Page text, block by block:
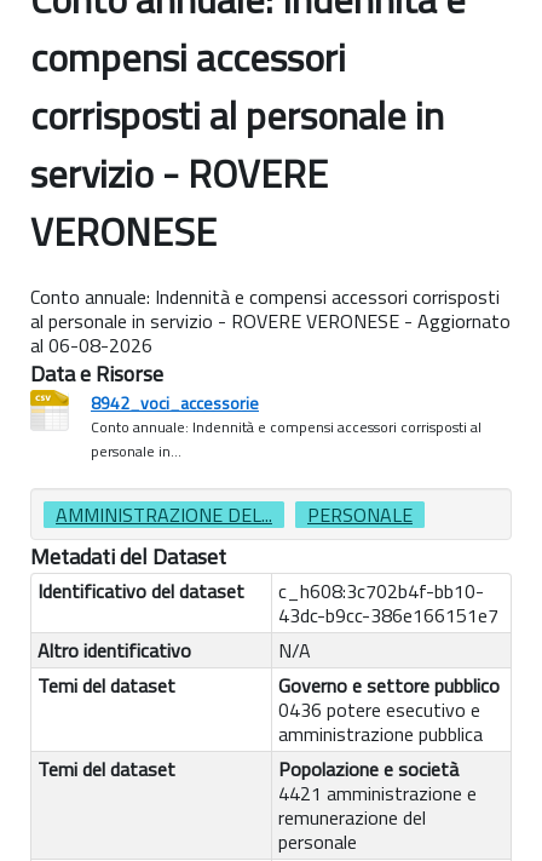
compensi accessori
corrisposti al personale in
servizio - ROVERE
VERONESE
Conto annuale: Indennità e compensi accessori corrisposti
al personale in servizio - ROVERE VERONESE - Aggiornato
al 06-08-2026
Data e Risorse
8942_voci_accessorie
Conto annuale: Indennità e compensi accessori corrisposti al
personale in...
AMMINISTRAZIONE DEL... PERSONALE
Metadati del Dataset
Identificativo del dataset
c_h608:3c702b4f-bb10-
43dc-b9cc-386e166151e7
Altro identificativo
N/A
Temi del dataset
Governo e settore pubblico
0436 potere esecutivo e
amministrazione pubblica
Temi del dataset
Popolazione e società
4421 amministrazione e
remunerazione del
personale